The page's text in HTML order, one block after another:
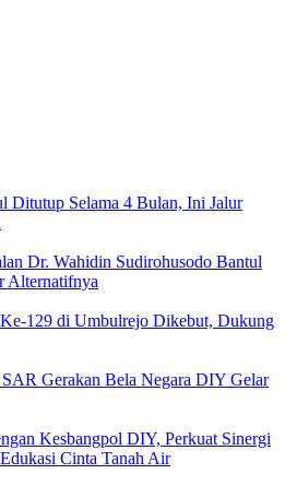
Ditutup Selama 4 Bulan, Ini Jalur
Dr. Wahidin Sudirohusodo Bantul
Alternatifnya
129 di Umbulrejo Dikebut, Dukung
Gerakan Bela Negara DIY Gelar
Kesbangpol DIY, Perkuat Sinergi
Cinta Tanah Air